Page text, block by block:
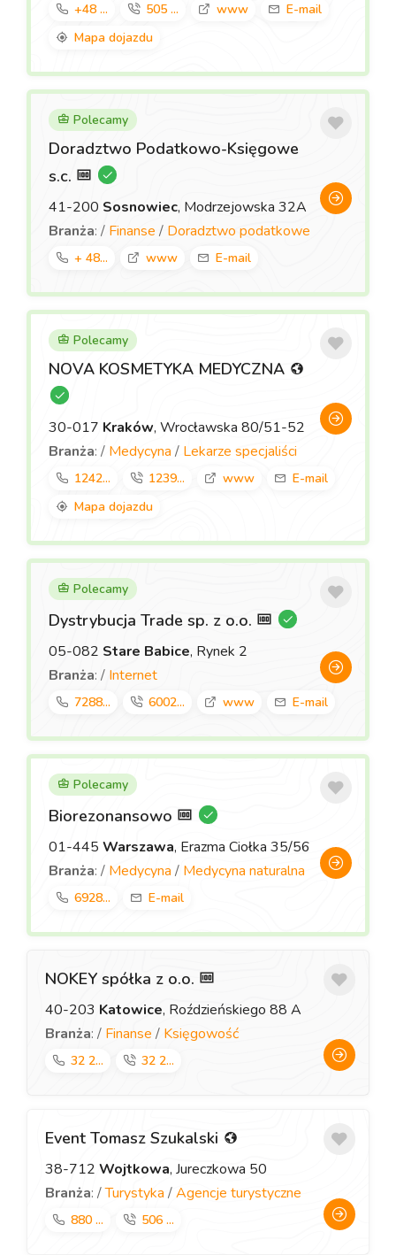
+48 ... 505 ... www
E-mail
Mapa dojazdu
Polecamy
Doradztwo Podatkowo-Księgowe
s.c.
41-200 Sosnowiec, Modrzejowska 32A
Branża: / Finanse / Doradztwo podatkowe
+ 48... www E-mail
Polecamy
NOVA KOSMETYKA MEDYCZNA
30-017 Kraków, Wrocławska 80/51-52
Branża: / Medycyna / Lekarze specjaliści
1242... 1239... www
E-mail
Mapa dojazdu
Polecamy
Dystrybucja Trade sp. z o.o.
05-082 Stare Babice, Rynek 2
Branża: / Internet
7288... 6002... www E-mail
Polecamy
Biorezonansowo
01-445 Warszawa, Erazma Ciołka 35/56
Branża: / Medycyna / Medycyna naturalna
6928... E-mail
NOKEY spółka z o.o.
40-203 Katowice, Roździeńskiego 88 A
Branża: / Finanse / Księgowość
32 2... 32 2...
Event Tomasz Szukalski
38-712 Wojtkowa, Jureczkowa 50
Branża: /Turystyka /Agencje turystyczne
880 ... 506 ...